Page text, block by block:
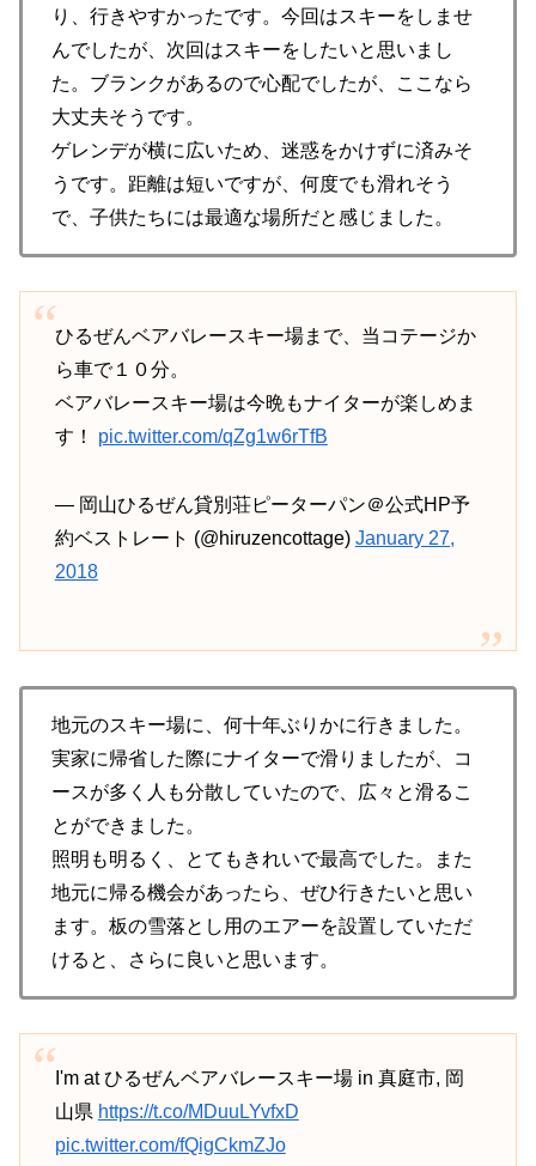
り、行きやすかったです。今回はスキーをしませ
んでしたが、次回はスキーをしたいと思いまし
た。ブランクがあるので心配でしたが、ここなら
大丈夫そうです。
ゲレンデが横に広いため、迷惑をかけずに済みそ
うです。距離は短いですが、何度でも滑れそう
で、子供たちには最適な場所だと感じました。
ひるぜんベアバレースキー場まで、当コテージか
ら車で１０分。
ベアバレースキー場は今晩もナイターが楽しめま
す！ pic.twitter.com/qZg1w6rTfB
— 岡山ひるぜん貸別荘ピーターパン＠公式HP予
約ベストレート (@hiruzencottage) January 27,
2018
地元のスキー場に、何十年ぶりかに行きました。
実家に帰省した際にナイターで滑りましたが、コ
ースが多く人も分散していたので、広々と滑るこ
とができました。
照明も明るく、とてもきれいで最高でした。また
地元に帰る機会があったら、ぜひ行きたいと思い
ます。板の雪落とし用のエアーを設置していただ
けると、さらに良いと思います。
I'm at ひるぜんベアバレースキー場 in 真庭市, 岡
山県 https://t.co/MDuuLYvfxD
pic.twitter.com/fQigCkmZJo